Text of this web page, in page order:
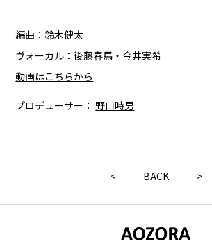
編曲：鈴木健太
ヴォーカル：後藤春馬・今井実希
動画はこちらから
プロデューサー： 野口時男
< BACK >